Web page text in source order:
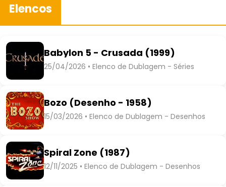
Elencos
Babylon 5 - Crusada (1999)
25/04/2026 • Elenco de Dublagem - Séries
Bozo (Desenho - 1958)
15/03/2026 • Elenco de Dublagem - Desenhos
Spiral Zone (1987)
12/11/2025 • Elenco de Dublagem - Desenhos